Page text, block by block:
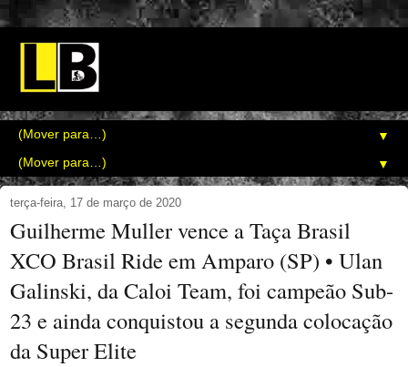
▼
▼
terça-feira, 17 de março de 2020
Guilherme Muller vence a Taça Brasil
XCO Brasil Ride em Amparo (SP) • Ulan
Galinski, da Caloi Team, foi campeão Sub-
23 e ainda conquistou a segunda colocação
da Super Elite